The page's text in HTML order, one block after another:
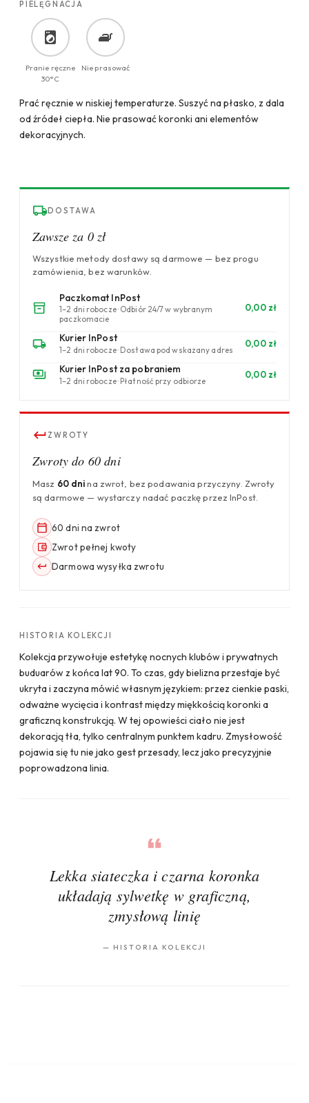
PIELĘGNACJA
Pranie ręczne
30°C
Nie prasować
Prać ręcznie w niskiej temperaturze. Suszyć na płasko, z dala
od źródeł ciepła. Nie prasować koronki ani elementów
dekoracyjnych.
DOSTAWA
Zawsze za 0 zł
Wszystkie metody dostawy są darmowe — bez progu
zamówienia, bez warunków.
Paczkomat InPost
1–2 dni robocze · Odbiór 24/7 w wybranym
paczkomacie
0,00 zł
Kurier InPost
1–2 dni robocze · Dostawa pod wskazany adres
0,00 zł
Kurier InPost za pobraniem
1–2 dni robocze · Płatność przy odbiorze
0,00 zł
ZWROTY
Zwroty do 60 dni
Masz 60 dnina zwrot, bez podawania przyczyny. Zwroty
są darmowe — wystarczy nadać paczkę przez InPost.
60 dni na zwrot
Zwrot pełnej kwoty
Darmowa wysyłka zwrotu
HISTORIA KOLEKCJI
Kolekcja przywołuje estetykę nocnych klubów i prywatnych
buduarów z końca lat 90. To czas, gdy bielizna przestaje być
ukryta i zaczyna mówić własnym językiem: przez cienkie paski,
odważne wycięcia i kontrast między miękkością koronki a
graficzną konstrukcją. W tej opowieści ciało nie jest
dekoracją tła, tylko centralnym punktem kadru. Zmysłowość
pojawia się tu nie jako gest przesady, lecz jako precyzyjnie
poprowadzona linia.
Lekka siateczka i czarna koronka
układają sylwetkę w graficzną,
zmysłową linię
— HISTORIA KOLEKCJI